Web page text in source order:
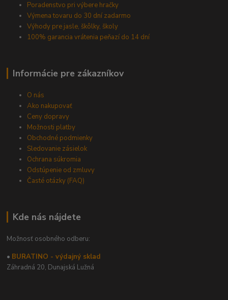
Poradenstvo pri výbere hračky
Výmena tovaru do 30 dní zadarmo
Výhody pre jasle, škôlky, školy
100% garancia vrátenia peňazí do 14 dní
Informácie pre zákazníkov
O nás
Ako nakupovať
Ceny dopravy
Možnosti platby
Obchodné podmienky
Sledovanie zásielok
Ochrana súkromia
Odstúpenie od zmluvy
Časté otázky (FAQ)
Kde nás nájdete
Možnosť osobného odberu:
• BURATINO - výdajný sklad
Záhradná 20, Dunajská Lužná